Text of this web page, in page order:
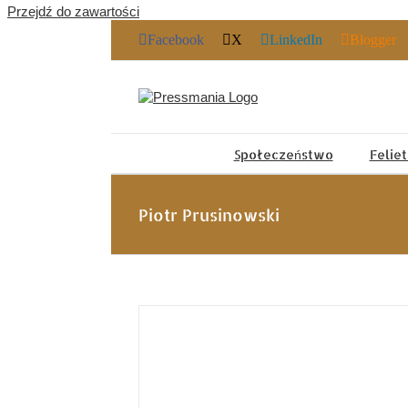
Przejdź do zawartości
Facebook
X LinkedIn Blogger
Społeczeństwo
Piotr Prusinowski